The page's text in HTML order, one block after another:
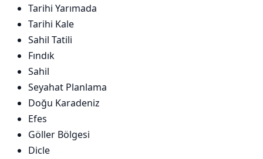
Tarihi Yarımada
Tarihi Kale
Sahil Tatili
Fındık
Sahil
Seyahat Planlama
Doğu Karadeniz
Efes
Göller Bölgesi
Dicle